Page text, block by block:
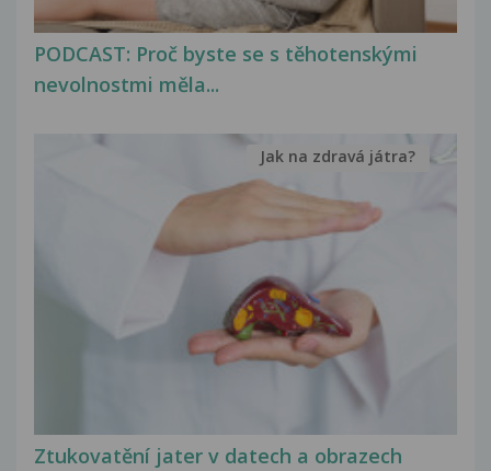
PODCAST: Proč byste se s těhotenskými
nevolnostmi měla...
Ztukovatění jater v datech a obrazech
Jak na zdravá játra?